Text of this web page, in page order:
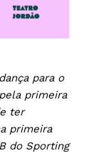
para o
primeira
ter
primeira
do Sporting